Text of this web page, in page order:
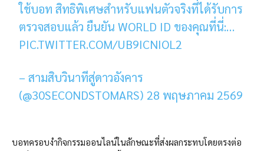
ใช้บอท สิทธิพิเศษสำหรับแฟนตัวจริงที่ได้รับการ
ตรวจสอบแล้ว ยืนยัน WORLD ID ของคุณที่นี่:…
PIC.TWITTER.COM/UB9ICNIOL2
– สามสิบวินาทีสู่ดาวอังคาร
(@30SECONDSTOMARS) 28 พฤษภาคม 2569
บอทครอบงำกิจกรรมออนไลน์ในลักษณะที่ส่งผลกระทบโดยตรงต่อ